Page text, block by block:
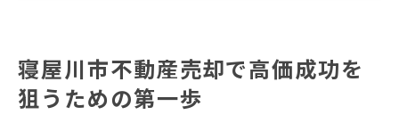
売却に最適なタイミングを見極める
戦略的な売却プランニングの作成
不動産市場のトレンドを活かした寝屋川市での売却
戦略
寝屋川市不動産売却で高価成功を
狙うための第一歩